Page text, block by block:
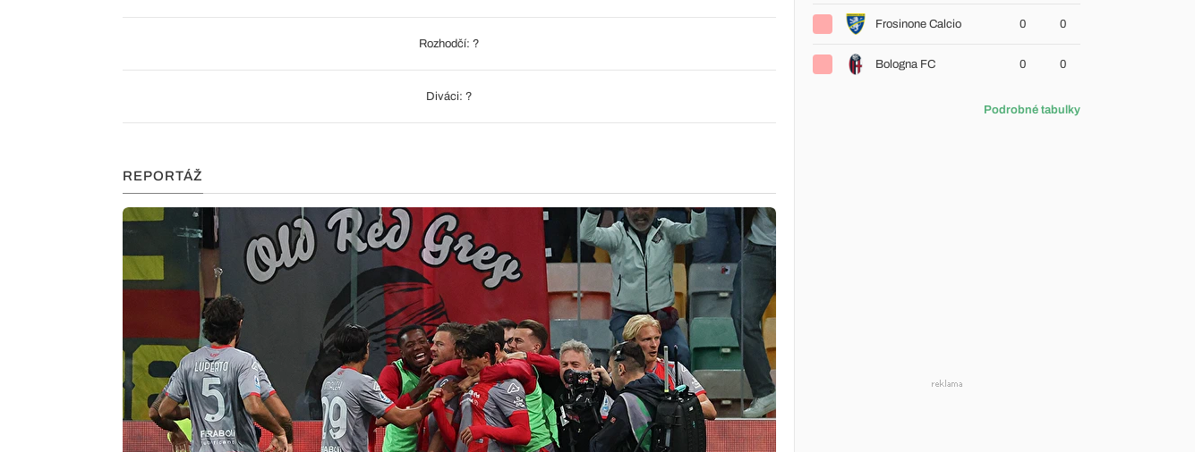
Rozhodčí: ?
Diváci: ?
REPORTÁŽ
Frosinone Calcio 0 0
Bologna FC 0 0
Podrobné tabulky